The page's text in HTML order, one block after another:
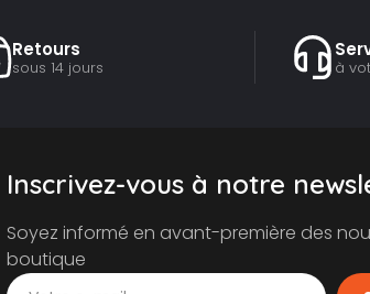
Retours
sous 14 jours à
Inscrivez-vous à notre
Soyez informé en avant-première des
boutique